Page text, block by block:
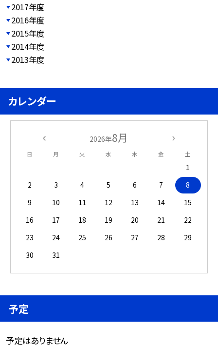
2017年度
2016年度
2015年度
2014年度
2013年度
カレンダー
2026年8月
日 月 火 水 木 金 土
1
2
3 4 5 6 7
8
9
10 11 12 13 14
15
16
17 18 19 20 21
22
23
24 25 26 27 28
29
30
31
予定
予定はありません